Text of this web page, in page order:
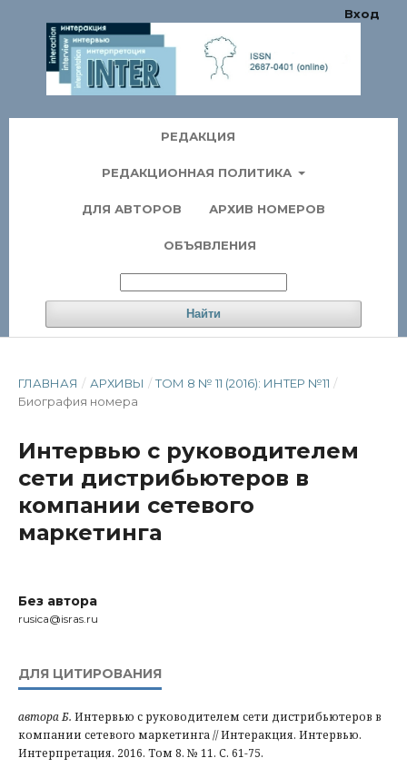
РЕДАКЦИЯ
РЕДАКЦИОННАЯ ПОЛИТИКА
ДЛЯ АВТОРОВ АРХИВ НОМЕРОВ
ОБЪЯВЛЕНИЯ
Найти
Вход
ГЛАВНАЯ / АРХИВЫ / ТОМ 8 № 11 (2016): ИНТЕР №11 /
Биография номера
Интервью с руководителем
сети дистрибьютеров в
компании сетевого
маркетинга
Без автора
rusica@isras.ru
ДЛЯ ЦИТИРОВАНИЯ
автора Б. Интервью с руководителем сети дистрибьютеров в
компании сетевого маркетинга // Интеракция. Интервью.
Интерпретация. 2016. Том 8. № 11. С. 61-75.